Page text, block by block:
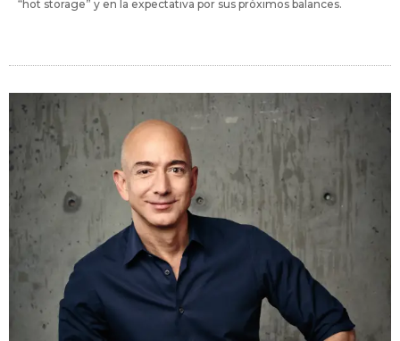
“hot storage” y en la expectativa por sus próximos balances.